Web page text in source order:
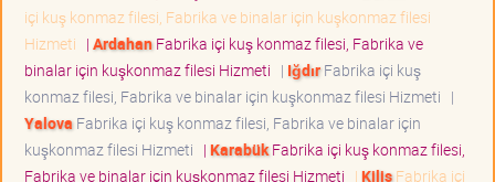
içi kuş konmaz filesi, Fabrika ve binalar için kuşkonmaz filesi
Hizmeti | ArdahanFabrika içi kuş konmaz filesi, Fabrika ve
binalar için kuşkonmaz filesi Hizmeti | IğdırFabrika içi kuş
konmaz filesi, Fabrika ve binalar için kuşkonmaz filesi Hizmeti |
Yalova Fabrika içi kuş konmaz filesi, Fabrika ve binalar için
kuşkonmaz filesi Hizmeti | KarabükFabrika içi kuş konmaz filesi,
Fabrika ve binalar için kuşkonmaz filesi Hizmeti | KilisFabrika içi